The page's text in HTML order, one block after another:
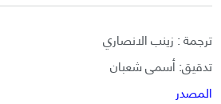
ترجمة : زينب الانصاري
تدقيق: أسمى شعبان
المصدر